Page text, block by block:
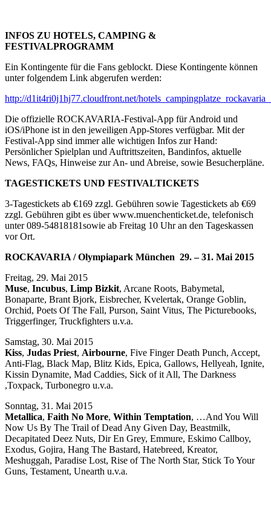
INFOS ZU HOTELS, CAMPING &
FESTIVALPROGRAMM
Ein Kontingente für die Fans geblockt. Diese Kontingente können
unter folgendem Link abgerufen werden:
http://d1it4ri0j1hj77.cloudfront.net/
Die offizielle ROCKAVARIA-Festival-App für Android und
iOS/iPhone ist in den jeweiligen App-Stores verfügbar. Mit der
Festival-App sind immer alle wichtigen Infos zur Hand:
Persönlicher Spielplan und Auftrittszeiten, Bandinfos, aktuelle
News, FAQs, Hinweise zur An- und Abreise, sowie Besucherpläne.
TAGESTICKETS UND FESTIVALTICKETS
3-Tagestickets ab €169 zzgl. Gebühren sowie Tagestickets ab €69
zzgl. Gebühren gibt es über www.muenchenticket.de, telefonisch
unter 089-54818181sowie ab Freitag 10 Uhr an den Tageskassen
vor Ort.
ROCKAVARIA / Olympiapark München 29. – 31. Mai 2015
Freitag, 29. Mai 2015
Muse, Incubus, Limp Bizkit, Arcane Roots, Babymetal,
Bonaparte, Brant Bjork, Eisbrecher, Kvelertak, Orange Goblin,
Orchid, Poets Of The Fall, Purson, Saint Vitus, The Picturebooks,
Triggerfinger, Truckfighters u.v.a.
Samstag, 30. Mai 2015
Kiss, Judas Priest, Airbourne, Five Finger Death Punch, Accept,
Anti-Flag, Black Map, Blitz Kids, Epica, Gallows, Hellyeah, Ignite,
Kissin Dynamite, Mad Caddies, Sick of it All, The Darkness
,Toxpack, Turbonegro u.v.a.
Sonntag, 31. Mai 2015
Metallica, Faith No More, Within Temptation, …And You Will
Now Us By The Trail of Dead Any Given Day, Beastmilk,
Decapitated Deez Nuts, Dir En Grey, Emmure, Eskimo Callboy,
Exodus, Gojira, Hang The Bastard, Hatebreed, Kreator,
Meshuggah, Paradise Lost, Rise of The North Star, Stick To Your
Guns, Testament, Unearth u.v.a.